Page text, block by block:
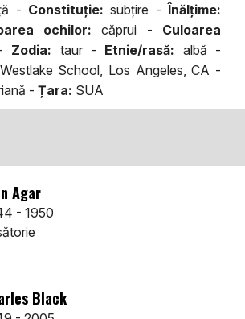
- Constituţie: subţire -Înălţime:
ochilor: căprui - Culoarea
Zodia: taur - Etnie/rasă: albă -
School, Los Angeles, CA -
- Țara: SUA
Agar
- 1950
Black